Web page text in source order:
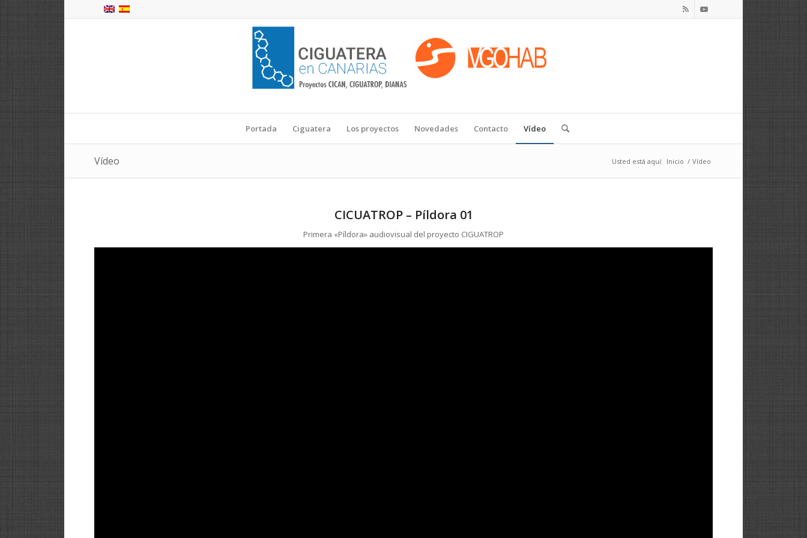
Portada Ciguatera Los proyectos Novedades Contacto Vídeo
Vídeo Usted está aquí: Inicio / Vídeo
CICUATROP – Píldora 01
Primera «Píldora» audiovisual del proyecto CIGUATROP